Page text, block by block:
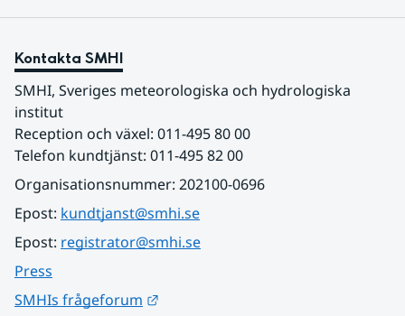
Kontakta SMHI
SMHI, Sveriges meteorologiska och hydrologiska
institut
Reception och växel: 011-495 80 00
Telefon kundtjänst: 011-495 82 00
Organisationsnummer: 202100-0696
Epost: kundtjanst@smhi.se
Epost: registrator@smhi.se
Press
SMHIs frågeforum